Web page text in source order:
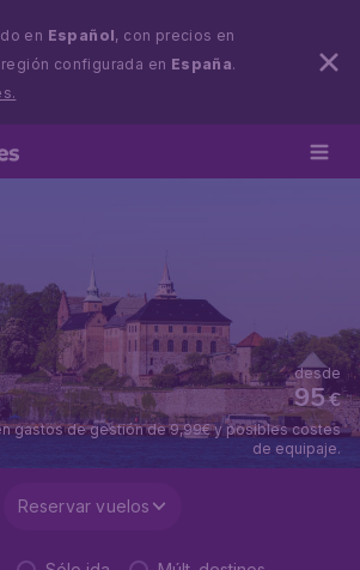
en Español, con precios en
configurada en España.
€
95
desde
gastos de gestión de 9,99€ y posibles costes
de equipaje.
Reservar vuelos